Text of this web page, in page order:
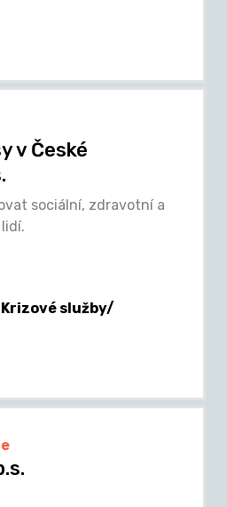
v České
sociální, zdravotní a
služby/